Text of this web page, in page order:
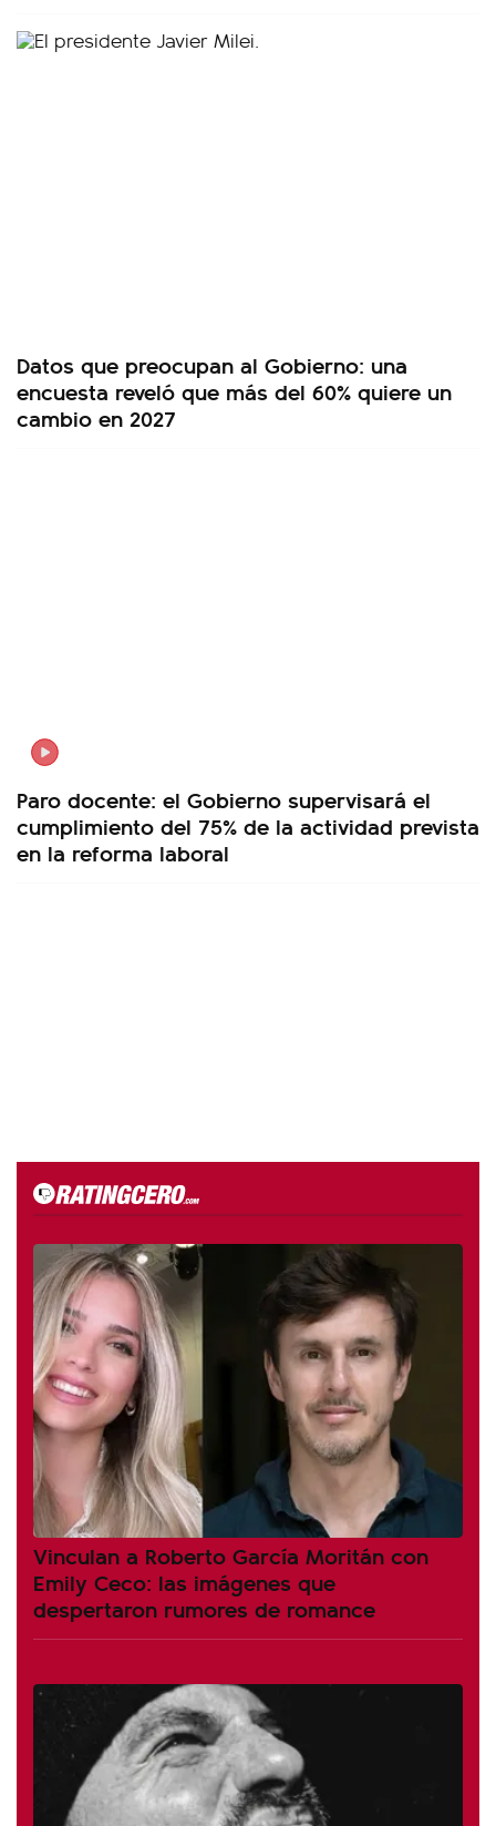
Datos que preocupan al Gobierno: una
encuesta reveló que más del 60% quiere un
cambio en 2027
Paro docente: el Gobierno supervisará el
cumplimiento del 75% de la actividad prevista
en la reforma laboral
Vinculan a Roberto García Moritán con
Emily Ceco: las imágenes que
despertaron rumores de romance